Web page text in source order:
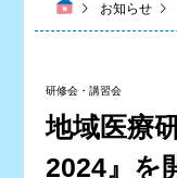
お知らせ
研修会・講習会
地域医療
2024』を